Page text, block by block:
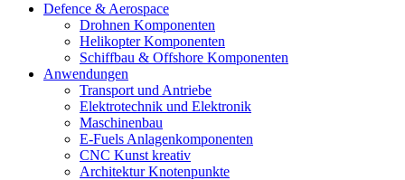
Defence & Aerospace
Drohnen Komponenten
Helikopter Komponenten
Schiffbau & Offshore Komponenten
Anwendungen
Transport und Antriebe
Elektrotechnik und Elektronik
Maschinenbau
E-Fuels Anlagenkomponenten
CNC Kunst kreativ
Architektur Knotenpunkte